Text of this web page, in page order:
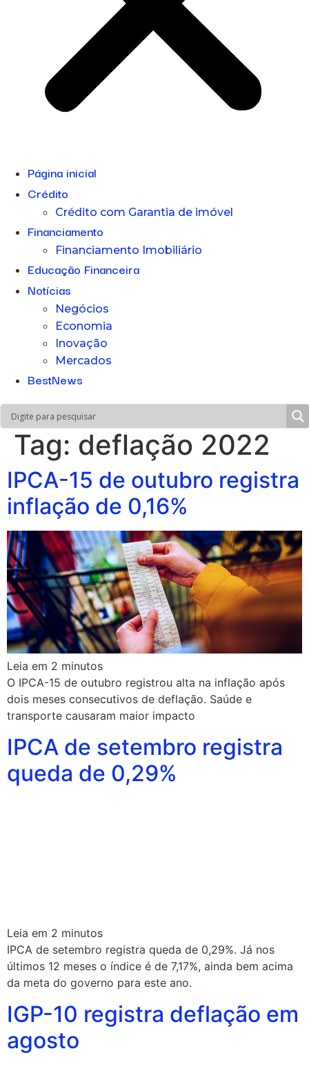
Página inicial
Crédito
Crédito com Garantia de imóvel
Financiamento
Financiamento Imobiliário
Educação Financeira
Notícias
Negócios
Economia
Inovação
Mercados
BestNews
Tag: deflação 2022
IPCA-15 de outubro registra
inflação de 0,16%
Leia em 2 minutos
O IPCA-15 de outubro registrou alta na inflação após
dois meses consecutivos de deflação. Saúde e
transporte causaram maior impacto
IPCA de setembro registra
queda de 0,29%
Leia em 2 minutos
IPCA de setembro registra queda de 0,29%. Já nos
últimos 12 meses o índice é de 7,17%, ainda bem acima
da meta do governo para este ano.
IGP-10 registra deflação em
agosto